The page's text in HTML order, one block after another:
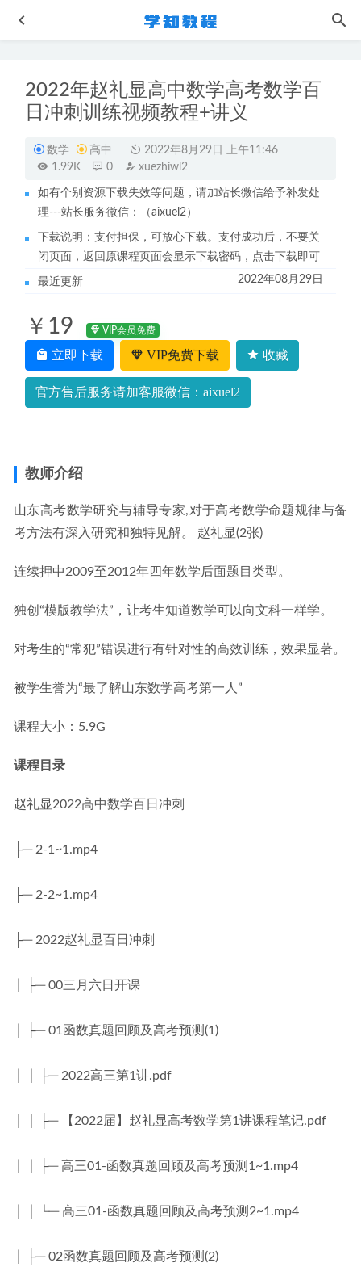
2022年赵礼显高中数学高考数学百
日冲刺训练视频教程+讲义
数学 高中
2022年8月29日 上午11:46
1.99K
0 xuezhiwl2
如有个别资源下载失效等问题，请加站长微信给予补发处
理---站长服务微信：（aixuel2）
下载说明：支付担保，可放心下载。支付成功后，不要关
闭页面，返回原课程页面会显示下载密码，点击下载即可
最近更新 2022年08月29日
￥19 VIP会员免费
立即下载 VIP免费下载 收藏
官方售后服务请加客服微信：aixuel2
教师介绍
山东高考数学研究与辅导专家,对于高考数学命题规律与备
考方法有深入研究和独特见解。 赵礼显(2张)
连续押中2009至2012年四年数学后面题目类型。
独创“模版教学法”，让考生知道数学可以向文科一样学。
对考生的“常犯”错误进行有针对性的高效训练，效果显著。
被学生誉为“最了解山东数学高考第一人”
课程大小：5.9G
课程目录
赵礼显2022高中数学百日冲刺
├─ 2-1~1.mp4
├─ 2-2~1.mp4
├─ 2022赵礼显百日冲刺
│ ├─ 00三月六日开课
│ ├─ 01函数真题回顾及高考预测(1)
│ │ ├─ 2022高三第1讲.pdf
│ │ ├─ 【2022届】赵礼显高考数学第1讲课程笔记.pdf
│ │ ├─ 高三01-函数真题回顾及高考预测1~1.mp4
│ │ └─ 高三01-函数真题回顾及高考预测2~1.mp4
│ ├─ 02函数真题回顾及高考预测(2)
高中语网课教程22年姜博杨高考语文一轮复习联保班视频
2022-08-16
中华上下五千年动画片全套视频 2022-10-26
夏梦迪2024高三物理一二三轮复习全年班网课教程 2024-08-
29
猿辅导2022郑少龙高三物理a+班高考二三轮复习视频教程
+讲义（寒假班+春季班） 2023-04-16